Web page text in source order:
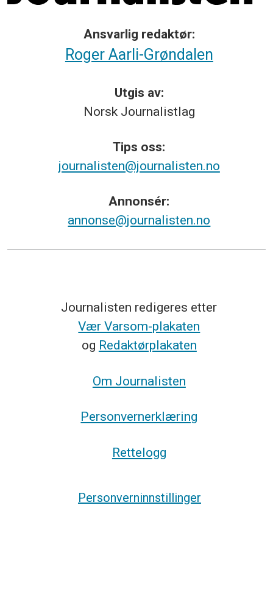
Ansvarlig redaktør:
Roger Aarli-Grøndalen
Utgis av:
Norsk Journalistlag
Tips oss:
journalisten@journalisten.no
Annonsér:
annonse@journalisten.no
Journalisten redigeres etter
Vær Varsom-plakaten
og Redaktørplakaten
Om Journalisten
Personvernerklæring
Rettelogg
Personverninnstillinger